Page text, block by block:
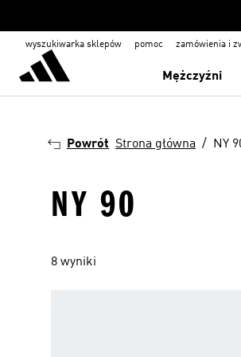
wyszukiwarka sklepów pomoc zamówienia i
Mężczyźni
Powrót Strona główna NY
NY 90
8 wyniki